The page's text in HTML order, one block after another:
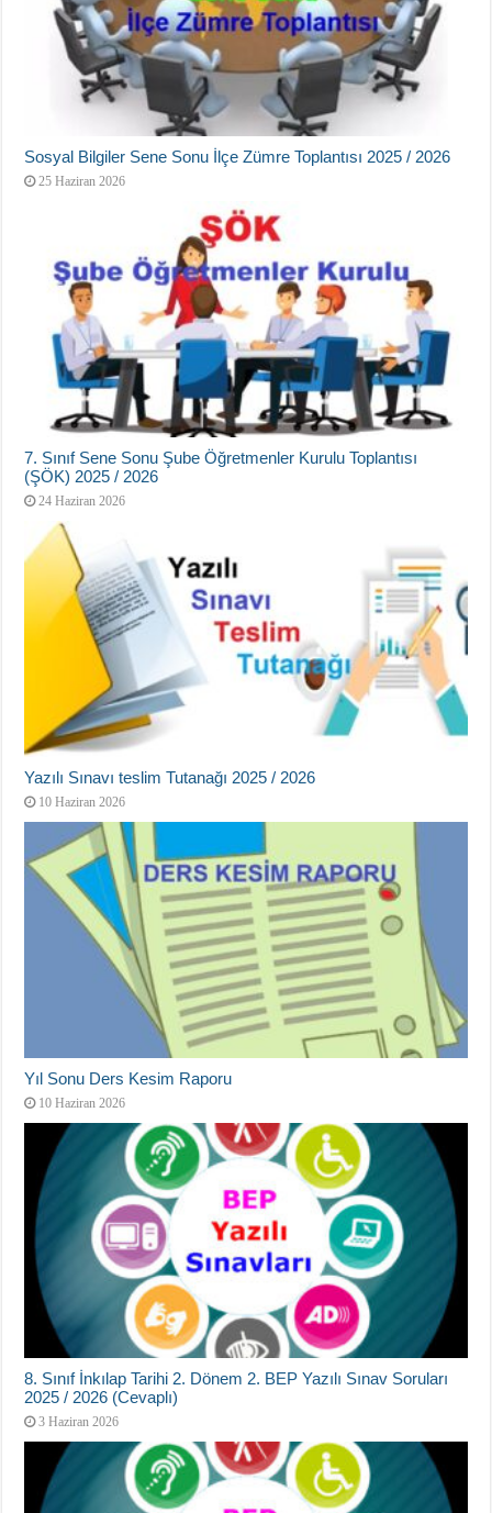
Sosyal Bilgiler Sene Sonu İlçe Zümre Toplantısı 2025 / 2026
25 Haziran 2026
7. Sınıf Sene Sonu Şube Öğretmenler Kurulu Toplantısı
(ŞÖK) 2025 / 2026
24 Haziran 2026
Yazılı Sınavı teslim Tutanağı 2025 / 2026
10 Haziran 2026
Yıl Sonu Ders Kesim Raporu
10 Haziran 2026
8. Sınıf İnkılap Tarihi 2. Dönem 2. BEP Yazılı Sınav Soruları
2025 / 2026 (Cevaplı)
3 Haziran 2026